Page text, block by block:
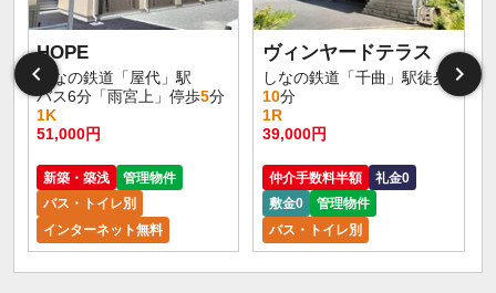
HOPE
しなの鉄道「屋代」駅
バス6分「雨宮上」停歩5分
1K
51,000円
新築・築浅
管理物件
バス・トイレ別
インターネット無料
ヴィンヤードテラス
しなの鉄道「千曲」駅徒歩
10分
1R
39,000円
仲介手数料半額
礼金0
敷金0
管理物件
バス・トイレ別